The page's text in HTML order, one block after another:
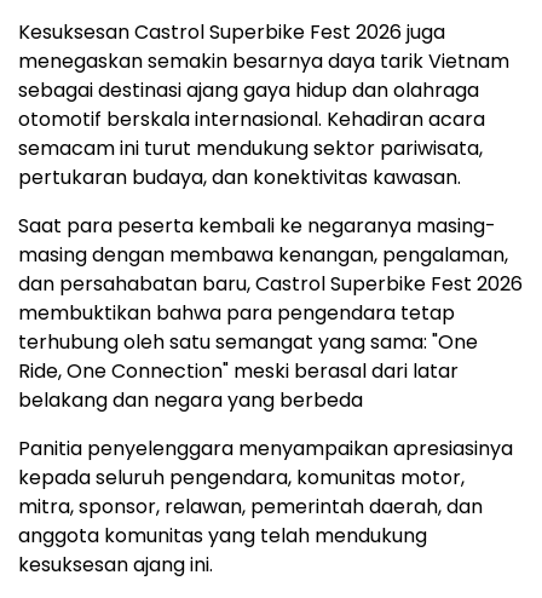
Kesuksesan Castrol Superbike Fest 2026 juga
menegaskan semakin besarnya daya tarik Vietnam
sebagai destinasi ajang gaya hidup dan olahraga
otomotif berskala internasional. Kehadiran acara
semacam ini turut mendukung sektor pariwisata,
pertukaran budaya, dan konektivitas kawasan.
Saat para peserta kembali ke negaranya masing-
masing dengan membawa kenangan, pengalaman,
dan persahabatan baru, Castrol Superbike Fest 2026
membuktikan bahwa para pengendara tetap
terhubung oleh satu semangat yang sama: "One
Ride, One Connection" meski berasal dari latar
belakang dan negara yang berbeda
Panitia penyelenggara menyampaikan apresiasinya
kepada seluruh pengendara, komunitas motor,
mitra, sponsor, relawan, pemerintah daerah, dan
anggota komunitas yang telah mendukung
kesuksesan ajang ini.